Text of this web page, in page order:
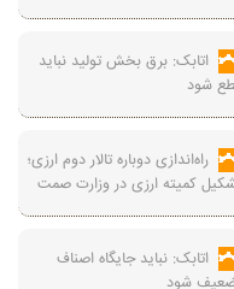
اتابک: برق بخش تولید نباید
شود
راه‌اندازی دوباره تالار دوم ارزی؛
کمیته ارزی در وزارت صمت
اتابک: نباید جایگاه اصناف
شود